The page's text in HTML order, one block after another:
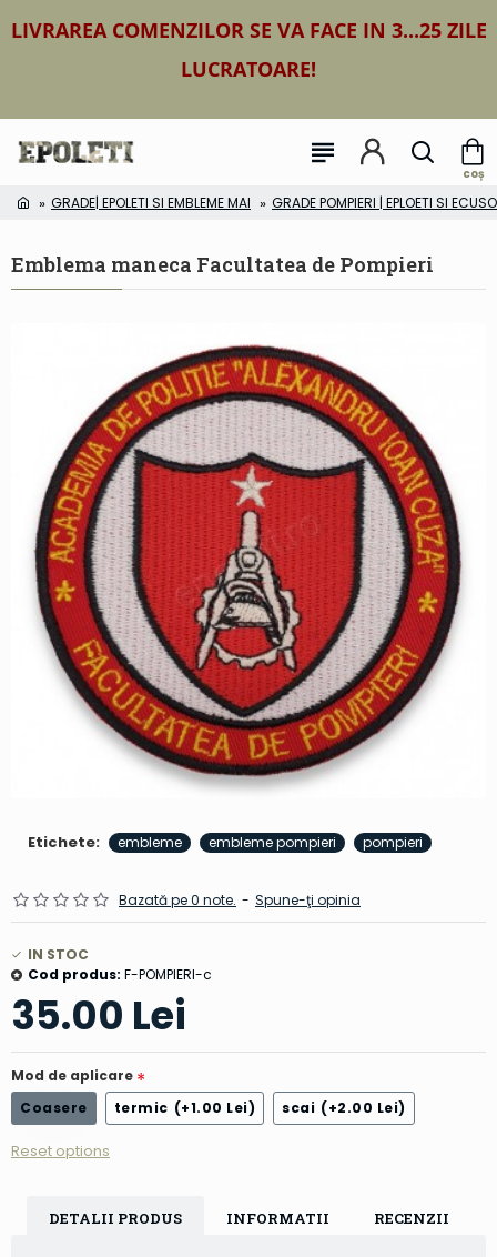
LIVRAREA COMENZILOR SE VA FACE IN 3...25 ZILE
LUCRATOARE!
GRADE| EPOLETI SI EMBLEME MAI GRADE POMPIERI | EPLOETI SI
Emblema maneca Facultatea de Pompieri
Etichete: embleme embleme pompieri pompieri
Bazată pe 0 note. - Spune-ţi opinia
35.00 Lei
IN STOC
Cod produs: F-POMPIERI-c
Mod de aplicare
Coasere
termic (+1.00 Lei) scai (+2.00 Lei)
Reset options
DETALII PRODUS INFORMATII RECENZII